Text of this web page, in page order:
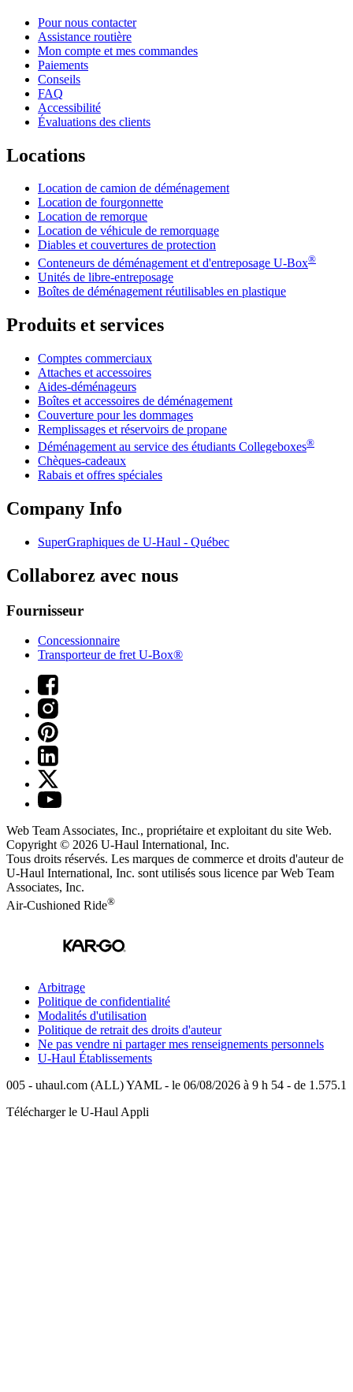
Pour nous contacter
Assistance routière
Mon compte et mes commandes
Paiements
Conseils
FAQ
Accessibilité
Évaluations des clients
Locations
Location de camion de déménagement
Location de fourgonnette
Location de remorque
Location de véhicule de remorquage
Diables et couvertures de protection
Conteneurs de déménagement et d'entreposage U-Box®
Unités de libre-entreposage
Boîtes de déménagement réutilisables en plastique
Produits et services
Comptes commerciaux
Attaches et accessoires
Aides-déménageurs
Boîtes et accessoires de déménagement
Couverture pour les dommages
Remplissages et réservoirs de propane
Déménagement au service des étudiants Collegeboxes®
Chèques-cadeaux
Rabais et offres spéciales
Company Info
SuperGraphiques de U-Haul - Québec
Collaborez avec nous
Fournisseur
Concessionnaire
Transporteur de fret U-Box®
Web Team Associates, Inc., propriétaire et exploitant du site Web.
Copyright © 2026 U-Haul International, Inc.
Tous droits réservés. Les marques de commerce et droits d'auteur de
U-Haul International, Inc. sont utilisés sous licence par Web Team
Associates, Inc.
Air-Cushioned Ride®
Arbitrage
Politique de confidentialité
Modalités d'utilisation
Politique de retrait des droits d'auteur
Ne pas vendre ni partager mes renseignements personnels
U-Haul Établissements
005 - uhaul.com (ALL) YAML - le 06/08/2026 à 9 h 54 - de 1.575.1
Télécharger le U-Haul Appli